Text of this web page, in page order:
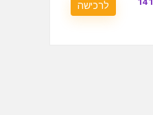
לרכישה